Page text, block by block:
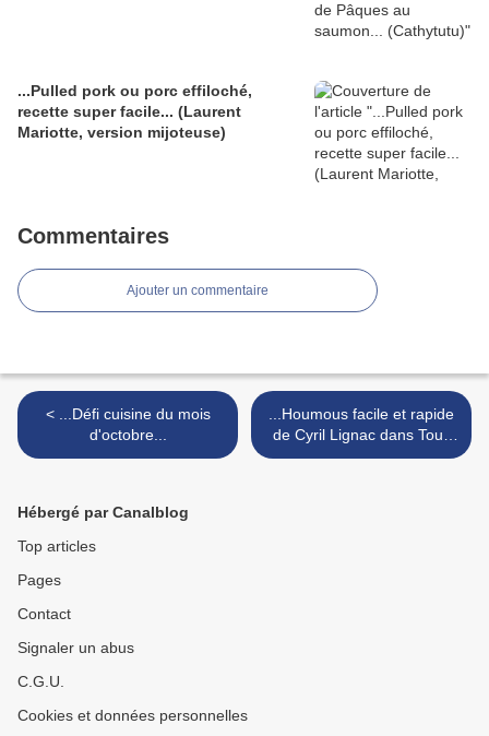
...Pulled pork ou porc effiloché,
recette super facile... (Laurent
Mariotte, version mijoteuse)
Commentaires
Ajouter un commentaire
< ...Défi cuisine du mois
d'octobre...
...Houmous facile et rapide
de Cyril Lignac dans Tous
en cuisine, 2eme édition... >
Hébergé par Canalblog
Top articles
Pages
Contact
Signaler un abus
C.G.U.
Cookies et données personnelles